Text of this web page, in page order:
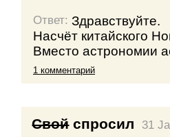
Ответ:Здравствуйте.
Насчёт китайского
Вместо астрономии
1 комментарий
Свойспросил
31